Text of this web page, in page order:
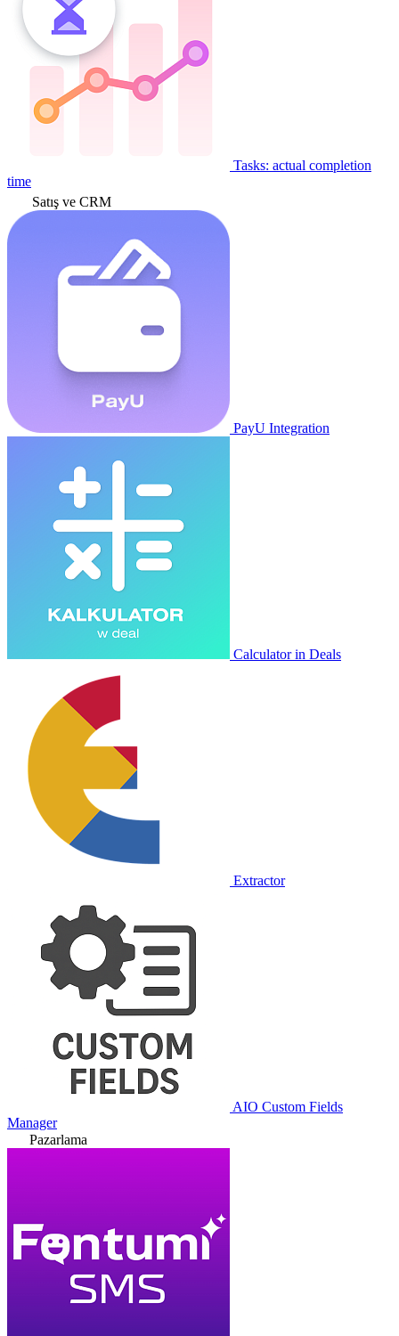
Tasks: actual completion
time
Satış ve CRM
PayU Integration
Calculator in Deals
Extractor
AIO Custom Fields
Manager
Pazarlama